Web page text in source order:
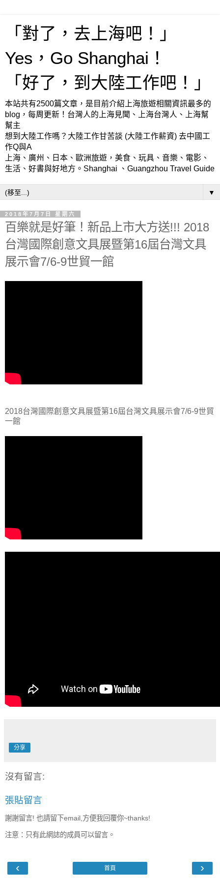
「對了，去上海吧！」
Yes，Go Shanghai！
「好了，到大陸工作吧！」
本站共有2500篇文章，是目前介紹上海旅遊相關資訊最多的
blog，每周更新！台灣人的上海見聞、上海台灣人、上海幫
幫主
想到大陸工作嗎？大陸工作甘苦談 (大陸工作薪資) 去中國工
作Q與A
上海、廣州、日本、歐洲旅遊，美食、玩具、音樂、電影、
生活、好書與好地方。Shanghai 、Guangzhou Travel Guide
▼
2018年7月7日 星期六
百樂就是好筆！新品上市大方送!!! 2018
台灣國際創意文具展暨第16屆台灣文具
展示會7/6-9世貿一館
2018台灣國際創意文具展暨第16屆台灣文具展示會7/6-9世貿
一館
分享
沒有留言:
張貼留言
謝謝留言! 也請留下email,方便我回覆你~thanks!
注意：只有此網誌的成員可以留言。
‹ ›
首頁